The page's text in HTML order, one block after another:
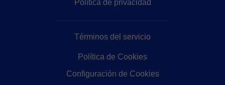
Política de privacidad
Términos del servicio
Política de Cookies
Configuración de Cookies